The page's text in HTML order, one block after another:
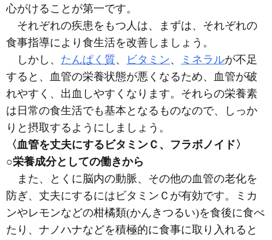
心がけることが第一です。
それぞれの疾患をもつ人は、まずは、それぞれの
食事指導により食生活を改善しましょう。
しかし、 たんぱく質、 ビタミン、 ミネラルが不足
すると、血管の栄養状態が悪くなるため、血管が破
れやすく、出血しやすくなります。それらの栄養素
は日常の食生活でも基本となるものなので、しっか
りと摂取するようにしましょう。
〈血管を丈夫にするビタミンＣ、フラボノイド〉
○栄養成分としての働きから
また、とくに脳内の動脈、その他の血管の老化を
防ぎ、丈夫にするにはビタミンＣが有効です。ミカ
ンやレモンなどの柑橘類(かんきつるい)を食後に食べ
たり、ナノハナなどを積極的に食事に取り入れると